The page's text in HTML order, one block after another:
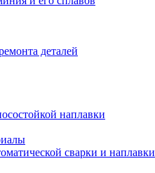
деталей
наплавки
сварки и наплавки